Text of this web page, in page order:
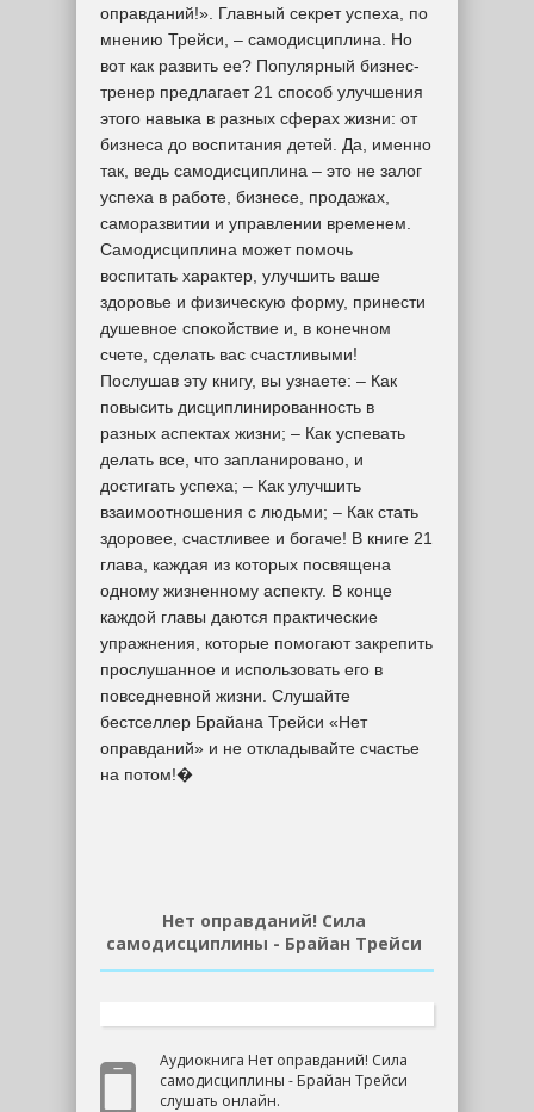
оправданий!». Главный секрет успеха, по
мнению Трейси, – самодисциплина. Но
вот как развить ее? Популярный бизнес-
тренер предлагает 21 способ улучшения
этого навыка в разных сферах жизни: от
бизнеса до воспитания детей. Да, именно
так, ведь самодисциплина – это не залог
успеха в работе, бизнесе, продажах,
саморазвитии и управлении временем.
Самодисциплина может помочь
воспитать характер, улучшить ваше
здоровье и физическую форму, принести
душевное спокойствие и, в конечном
счете, сделать вас счастливыми!
Послушав эту книгу, вы узнаете: – Как
повысить дисциплинированность в
разных аспектах жизни; – Как успевать
делать все, что запланировано, и
достигать успеха; – Как улучшить
взаимоотношения с людьми; – Как стать
здоровее, счастливее и богаче! В книге 21
глава, каждая из которых посвящена
одному жизненному аспекту. В конце
каждой главы даются практические
упражнения, которые помогают закрепить
прослушанное и использовать его в
повседневной жизни. Слушайте
бестселлер Брайана Трейси «Нет
оправданий» и не откладывайте счастье
на потом!�
Нет оправданий! Сила
самодисциплины - Брайан Трейси
Аудиокнига Нет оправданий! Сила
самодисциплины - Брайан Трейси
слушать онлайн.